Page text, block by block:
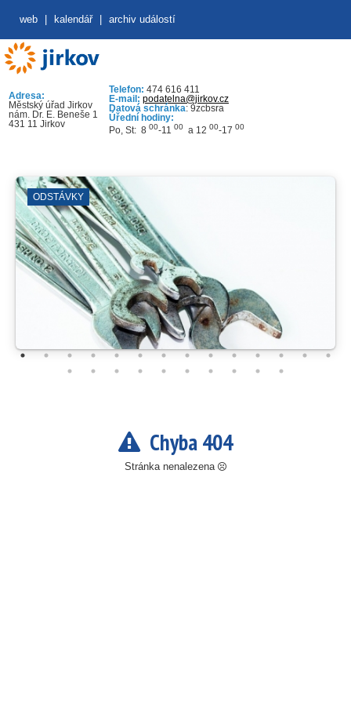
web kalendář archiv událostí
Adresa:
Městský úřad Jirkov
nám. Dr. E. Beneše 1
431 11 Jirkov
Telefon: 474 616 411
E-mail: podatelna@jirkov.cz
Datová schránka: 9zcbsra
Úřední hodiny:
Po, St: 8 00-11 00 a 12 00-17 00
ODSTÁVKY
Chyba 404
Stránka nenalezena